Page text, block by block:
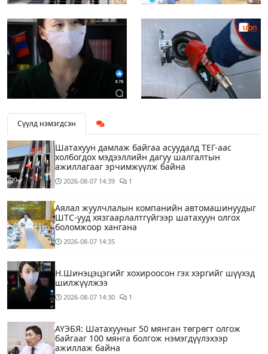
Сүүлд нэмэгдсэн
Шатахуун дамлаж байгаа асуудалд ТЕГ-аас
холбогдох мэдээллийн дагуу шалгалтын
ажиллагааг эрчимжүүлж байна
2026-08-07 14:39 1
Аялал жуулчлалын компанийн автомашинуудыг
ШТС-ууд хязгаарлалтгүйгээр шатахуун олгох
боломжоор хангана
2026-08-07 14:35
Н.Шинэцэцэгийг хохироосон гэх хэргийг шүүхэд
шилжүүлжээ
2026-08-07 14:30 1
АҮЭБЯ: Шатахууныг 50 мянган төгрөгт олгож
байгааг 100 мянга болгож нэмэгдүүлэхээр
ажиллаж байна